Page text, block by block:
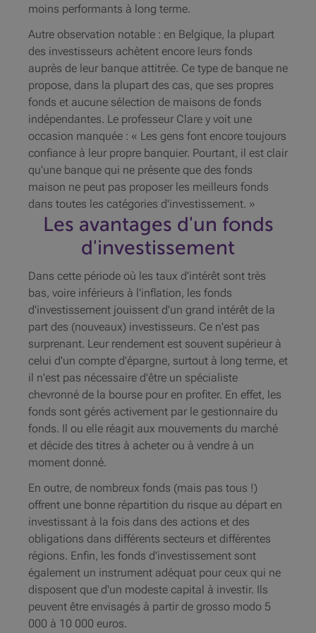
moins performants à long terme.
Autre observation notable : en Belgique, la plupart
des investisseurs achètent encore leurs fonds
auprès de leur banque attitrée. Ce type de banque ne
propose, dans la plupart des cas, que ses propres
fonds et aucune sélection de maisons de fonds
indépendantes. Le professeur Clare y voit une
occasion manquée : « Les gens font encore toujours
confiance à leur propre banquier. Pourtant, il est clair
qu'une banque qui ne présente que des fonds
maison ne peut pas proposer les meilleurs fonds
dans toutes les catégories d'investissement. »
Les avantages d'un fonds
d'investissement
Dans cette période où les taux d'intérêt sont très
bas, voire inférieurs à l'inflation, les fonds
d'investissement jouissent d'un grand intérêt de la
part des (nouveaux) investisseurs. Ce n'est pas
surprenant. Leur rendement est souvent supérieur à
celui d'un compte d'épargne, surtout à long terme, et
il n'est pas nécessaire d'être un spécialiste
chevronné de la bourse pour en profiter. En effet, les
fonds sont gérés activement par le gestionnaire du
fonds. Il ou elle réagit aux mouvements du marché
et décide des titres à acheter ou à vendre à un
moment donné.
En outre, de nombreux fonds (mais pas tous !)
offrent une bonne répartition du risque au départ en
investissant à la fois dans des actions et des
obligations dans différents secteurs et différentes
régions. Enfin, les fonds d'investissement sont
également un instrument adéquat pour ceux qui ne
disposent que d'un modeste capital à investir. Ils
peuvent être envisagés à partir de grosso modo 5
000 à 10 000 euros.